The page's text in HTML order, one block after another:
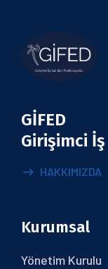
GİFED
Girişimci İş
HAKKIMIZDA
Kurumsal
Yönetim Kurulu